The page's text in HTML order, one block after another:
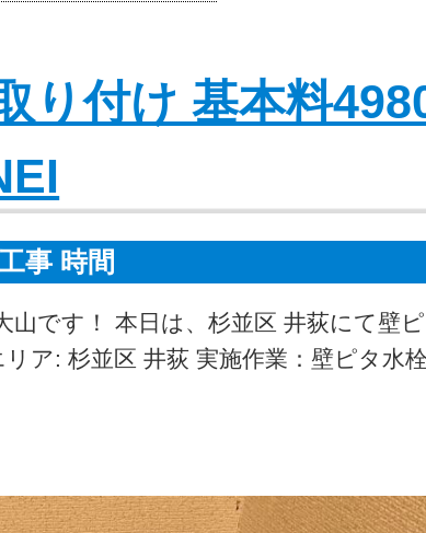
り付け 基本料
事 時間
です！ 本日は、杉並区 井荻にて壁
ア: 杉並区 井荻 実施作業：壁ピタ水